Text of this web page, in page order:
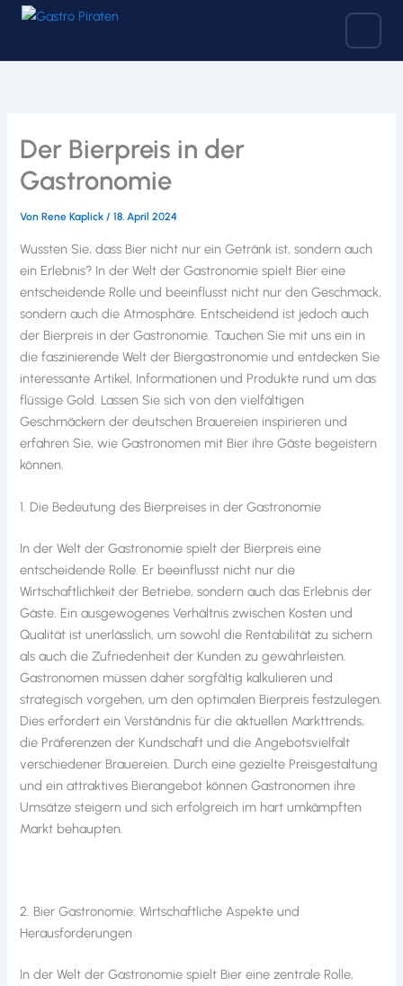
Zum
Der Bierpreis in der
Gastronomie
VonRene Kaplick/18. April 2024
Wussten Sie, dass Bier nicht nur ein Getränk ist, sondern auch
ein Erlebnis? In der Welt der Gastronomie spielt Bier eine
entscheidende Rolle und beeinflusst nicht nur den Geschmack,
sondern auch die Atmosphäre. Entscheidend ist jedoch auch
der Bierpreis in der Gastronomie. Tauchen Sie mit uns ein in
die faszinierende Welt der Biergastronomie und entdecken Sie
interessante Artikel, Informationen und Produkte rund um das
flüssige Gold. Lassen Sie sich von den vielfältigen
Geschmäckern der deutschen Brauereien inspirieren und
erfahren Sie, wie Gastronomen mit Bier ihre Gäste begeistern
können.
1. Die Bedeutung des Bierpreises in der Gastronomie
In der Welt der Gastronomie spielt der Bierpreis eine
entscheidende Rolle. Er beeinflusst nicht nur die
Wirtschaftlichkeit der Betriebe, sondern auch das Erlebnis der
Gäste. Ein ausgewogenes Verhältnis zwischen Kosten und
Qualität ist unerlässlich, um sowohl die Rentabilität zu sichern
als auch die Zufriedenheit der Kunden zu gewährleisten.
Gastronomen müssen daher sorgfältig kalkulieren und
strategisch vorgehen, um den optimalen Bierpreis festzulegen.
Dies erfordert ein Verständnis für die aktuellen Markttrends,
die Präferenzen der Kundschaft und die Angebotsvielfalt
verschiedener Brauereien. Durch eine gezielte Preisgestaltung
und ein attraktives Bierangebot können Gastronomen ihre
Umsätze steigern und sich erfolgreich im hart umkämpften
Markt behaupten.
2. Bier Gastronomie: Wirtschaftliche Aspekte und
Herausforderungen
In der Welt der Gastronomie spielt Bier eine zentrale Rolle,